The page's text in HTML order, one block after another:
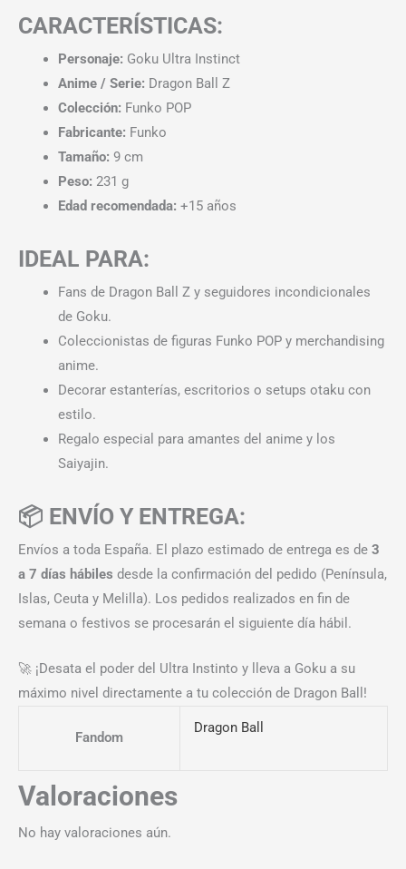
CARACTERÍSTICAS:
Personaje: Goku Ultra Instinct
Anime / Serie: Dragon Ball Z
Colección: Funko POP
Fabricante: Funko
Tamaño: 9 cm
Peso: 231 g
Edad recomendada: +15 años
IDEAL PARA:
Fans de Dragon Ball Z y seguidores incondicionales
de Goku.
Coleccionistas de figuras Funko POP y merchandising
anime.
Decorar estanterías, escritorios o setups otaku con
estilo.
Regalo especial para amantes del anime y los
Saiyajin.
📦 ENVÍO Y ENTREGA:
Envíos a toda España. El plazo estimado de entrega es de 3
a 7 días hábiles desde la confirmación del pedido (Península,
Islas, Ceuta y Melilla). Los pedidos realizados en fin de
semana o festivos se procesarán el siguiente día hábil.
🚀 ¡Desata el poder del Ultra Instinto y lleva a Goku a su
máximo nivel directamente a tu colección de Dragon Ball!
Fandom
Dragon Ball
Valoraciones
No hay valoraciones aún.